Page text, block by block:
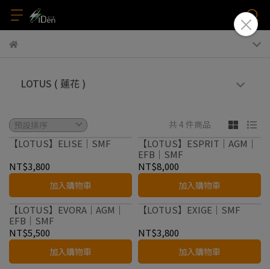
LOTUS ( 蓮花 )
共 4 件商品
【LOTUS】ELISE｜SMF
NT$3,800
加入購物車
【LOTUS】ESPRIT｜AGM｜
EFB｜SMF
NT$8,000
加入購物車
【LOTUS】EVORA｜AGM｜
EFB｜SMF
NT$5,500
加入購物車
【LOTUS】EXIGE｜SMF
NT$3,800
加入購物車